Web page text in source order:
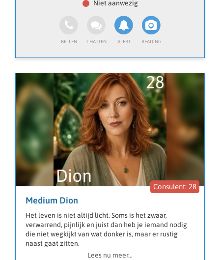
chakra-diagnoses.
○ Inzichten over liefde, werk, zielsverbindingen en
levensvragen.
van balans.
🌟 Meer dan alleen inzichten
○ Praktische adviezen en rituelen afgestemd op de
natuurelementen.
○ Energetische zuivering en boodschappen van
engelen en spirituele gidsen.
💖 Een veilige plek voor jouw vragen
○ Je wordt gehoord, begrepen en gesteund.
○ Helderheid, kracht en spirituele groei staan centraal.
📞 Bel en laat het Universum je de weg wijzen!
Geen zin om te bellen of heb je haast? Stuur me dan
🌿 Licht en liefde! 🌙💜
28
Medium Dion
Het leven is niet altijd licht. Soms is het zwaar,
verwarrend, pijnlijk en juist dan heb je iemand nodig
die niet wegkijkt van wat donker is, maar er rustig
naast gaat zitten.
Lees nu meer...